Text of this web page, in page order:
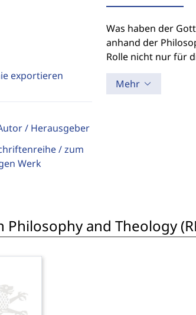
exportieren
/ Herausgeber
/ zum
Werk
Was haben der
anhand der
Rolle nicht nur für
Mehr
Philosophy and Theology